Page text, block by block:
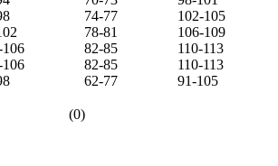
74-77
102-105
78-81
106-109
106 82-85
110-113
106 82-85
110-113
62-77 91-105
(0)